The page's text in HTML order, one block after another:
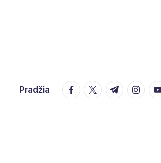
Pradžia facebook.com
twitter.com
t.me